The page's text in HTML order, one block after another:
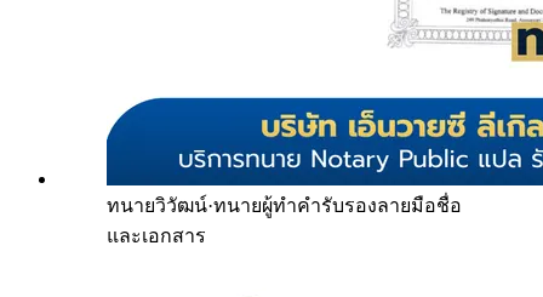
ทนายวิวัฒน์·ทนายผู้ทำคำรับรองลายมือชื่อ
และเอกสาร